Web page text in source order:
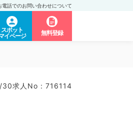
電話でのお問い合わせについて
スポット
イページ
無料登録
30求人No : 716114